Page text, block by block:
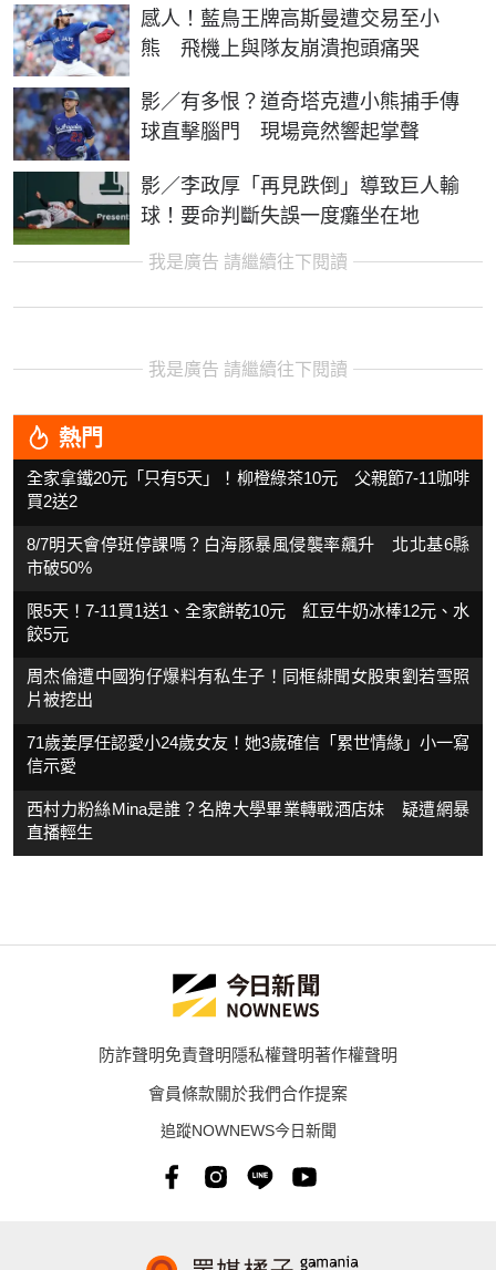
感人！藍鳥王牌高斯曼遭交易至小
熊 飛機上與隊友崩潰抱頭痛哭
影／有多恨？道奇塔克遭小熊捕手傳
球直擊腦門 現場竟然響起掌聲
影／李政厚「再見跌倒」導致巨人輸
球！要命判斷失誤一度癱坐在地
我是廣告 請繼續往下閱讀
我是廣告 請繼續往下閱讀
熱門
全家拿鐵20元「只有5天」！柳橙綠茶10元 父親節7-11咖啡
買2送2
8/7明天會停班停課嗎？白海豚暴風侵襲率飆升 北北基6縣
市破50%
限5天！7-11買1送1、全家餅乾10元 紅豆牛奶冰棒12元、水
餃5元
周杰倫遭中國狗仔爆料有私生子！同框緋聞女股東劉若雪照
片被挖出
71歲姜厚任認愛小24歲女友！她3歲確信「累世情緣」小一寫
信示愛
西村力粉絲Mina是誰？名牌大學畢業轉戰酒店妹 疑遭網暴
直播輕生
防詐聲明免責聲明隱私權聲明著作權聲明
會員條款關於我們合作提案
追蹤NOWNEWS今日新聞